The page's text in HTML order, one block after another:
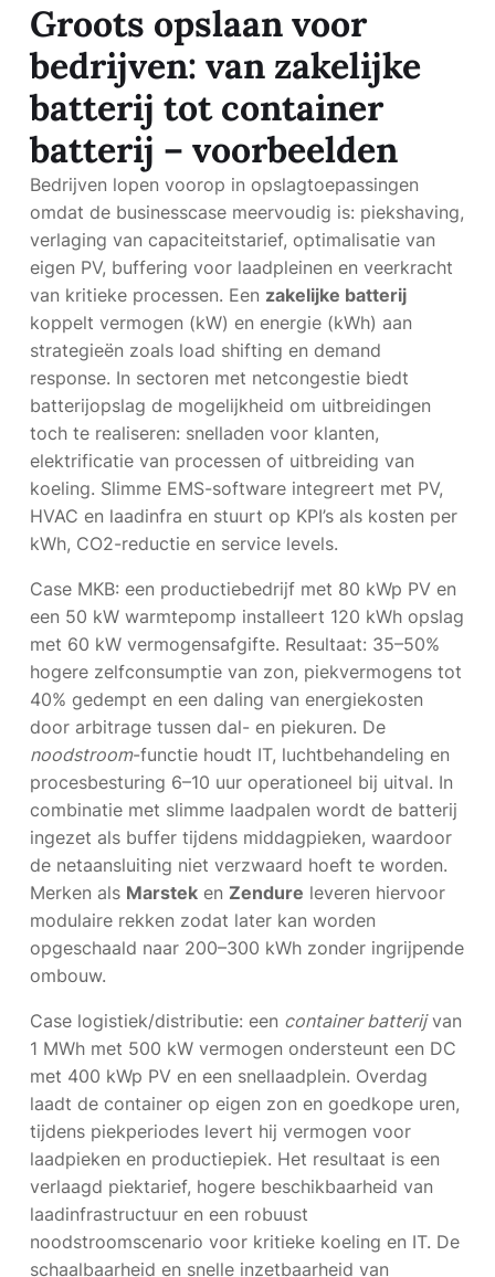
Groots opslaan voor
bedrijven: van zakelijke
batterij tot container
batterij – voorbeelden
Bedrijven lopen voorop in opslagtoepassingen
omdat de businesscase meervoudig is: piekshaving,
verlaging van capaciteitstarief, optimalisatie van
eigen PV, buffering voor laadpleinen en veerkracht
van kritieke processen. Een zakelijke batterij
koppelt vermogen (kW) en energie (kWh) aan
strategieën zoals load shifting en demand
response. In sectoren met netcongestie biedt
batterijopslag de mogelijkheid om uitbreidingen
toch te realiseren: snelladen voor klanten,
elektrificatie van processen of uitbreiding van
koeling. Slimme EMS-software integreert met PV,
HVAC en laadinfra en stuurt op KPI’s als kosten per
kWh, CO2-reductie en service levels.
Case MKB: een productiebedrijf met 80 kWp PV en
een 50 kW warmtepomp installeert 120 kWh opslag
met 60 kW vermogensafgifte. Resultaat: 35–50%
hogere zelfconsumptie van zon, piekvermogens tot
40% gedempt en een daling van energiekosten
door arbitrage tussen dal- en piekuren. De
noodstroom-functie houdt IT, luchtbehandeling en
procesbesturing 6–10 uur operationeel bij uitval. In
combinatie met slimme laadpalen wordt de batterij
ingezet als buffer tijdens middagpieken, waardoor
de netaansluiting niet verzwaard hoeft te worden.
Merken als Marstek en Zendure leveren hiervoor
modulaire rekken zodat later kan worden
opgeschaald naar 200–300 kWh zonder ingrijpende
ombouw.
Case logistiek/distributie: een container batterijvan
1 MWh met 500 kW vermogen ondersteunt een DC
met 400 kWp PV en een snellaadplein. Overdag
laadt de container op eigen zon en goedkope uren,
tijdens piekperiodes levert hij vermogen voor
laadpieken en productiepiek. Het resultaat is een
verlaagd piektarief, hogere beschikbaarheid van
laadinfrastructuur en een robuust
noodstroomscenario voor kritieke koeling en IT. De
schaalbaarheid en snelle inzetbaarheid van